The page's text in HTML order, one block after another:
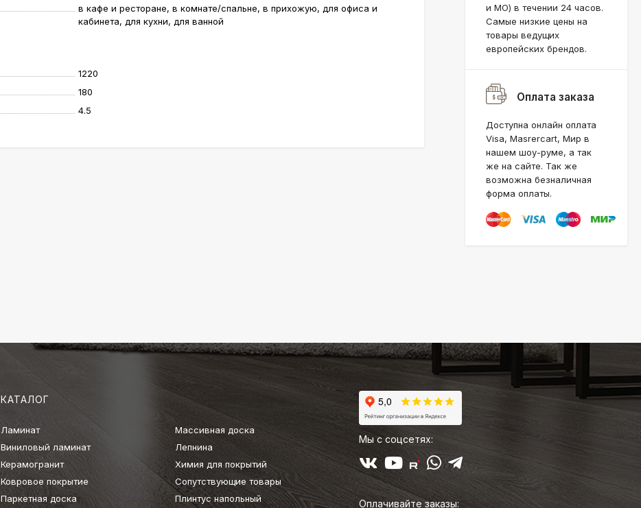
в кафе и ресторане, в комнате/спальне, в прихожую, для офиса и
кабинета, для кухни, для ванной
1220
180
4.5
и МО) в течении 24 часов.
Самые низкие цены на
товары ведущих
европейских брендов.
Оплата заказа
Доступна онлайн оплата
Visa, Masrercart, Мир в
нашем шоу-руме, а так
же на сайте. Так же
возможна безналичная
форма оплаты.
КАТАЛОГ
Ламинат
Виниловый ламинат
Керамогранит
Ковровое покрытие
Паркетная доска
Массивная доска
Лепнина
Химия для покрытий
Сопутствующие товары
Плинтус напольный
Мы с соцсетях:
Оплачивайте заказы: